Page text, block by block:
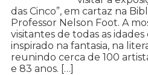
das Cinco”, em cartaz na
Professor Nelson Foot. A
visitantes de todas as
inspirado na fantasia, na
reunindo cerca de 100
e 83 anos. […]